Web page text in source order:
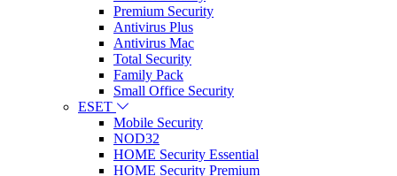
Premium Security
Antivirus Plus
Antivirus Mac
Total Security
Family Pack
Small Office Security
ESET
Mobile Security
NOD32
HOME Security Essential
HOME Security Premium